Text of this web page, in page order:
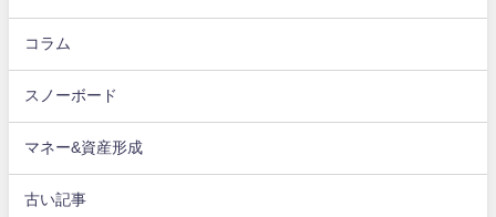
コラム
スノーボード
マネー&資産形成
古い記事